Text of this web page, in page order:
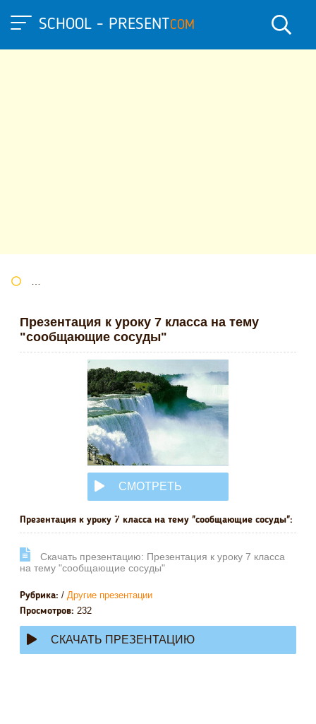
SCHOOL - PRESENTCOM
Презентация к уроку 7 класса на тему
"сообщающие сосуды"
СМОТРЕТЬ
ОНЛАЙН
Презентация к уроку 7 класса на тему "сообщающие сосуды":
Cкачать презентацию: Презентация к уроку 7 класса
на тему "сообщающие сосуды"
Рубрика: / Другие презентации
Просмотров: 232
СКАЧАТЬ ПРЕЗЕНТАЦИЮ